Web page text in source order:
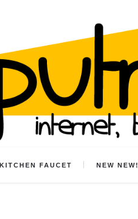
KITCHEN FAUCET NEW NEW!